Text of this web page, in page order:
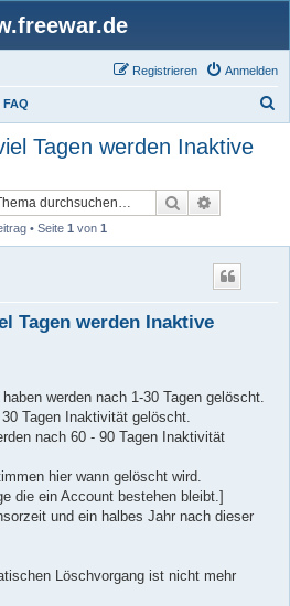
Anmelden
Registrieren
FAQ
Tagen werden Inaktive
Suche
• Seite 1 von 1
Tagen werden Inaktive
werden nach 1-30 Tagen gelöscht.
Tagen Inaktivität gelöscht.
nach 60 - 90 Tagen Inaktivität
hier wann gelöscht wird.
die ein Account bestehen bleibt.]
und ein halbes Jahr nach dieser
Löschvorgang ist nicht mehr